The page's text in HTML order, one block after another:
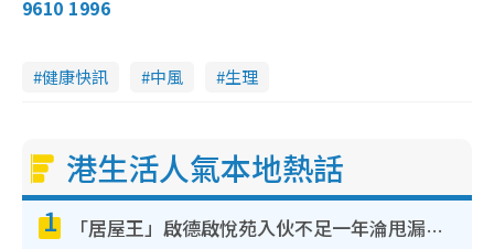
9610 1996
健康快訊 中風 生理
港生活人氣本地熱話
1 「居屋王」啟德啟悅苑入伙不足一年淪甩漏之王！插頭噴火花致大停電 多戶業主全屋家電報銷